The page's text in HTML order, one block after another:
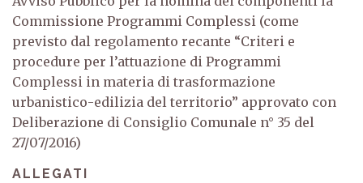
Commissione Programmi Complessi (come
previsto dal regolamento recante “Criteri e
procedure per l’attuazione di Programmi
Complessi in materia di trasformazione
urbanistico-edilizia del territorio” approvato con
Deliberazione di Consiglio Comunale n° 35 del
27/07/2016)
ALLEGATI